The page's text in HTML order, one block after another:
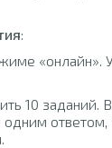
:
«онлайн».
10
ответом,